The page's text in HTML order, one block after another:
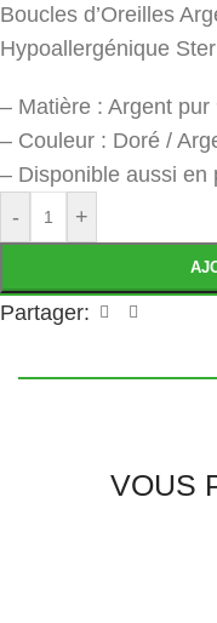
Boucles d’Oreilles
Hypoallergénique
– Matière : Argent pur
– Couleur : Doré /
– Disponible aussi en
-
+
Partager:
VOUS